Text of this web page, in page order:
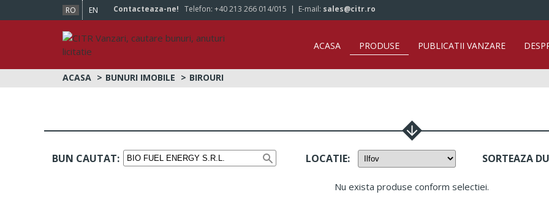
RO EN Contacteaza-ne! Telefon: +40 213 266 014/015 | E-mail: sales@citr.ro
ACASA PRODUSE PUBLICATII VANZARE
ACASA BUNURI IMOBILE BIROURI
BUN CAUTAT: LOCATIE: SORTEAZA
Nu exista produse conform selectiei.